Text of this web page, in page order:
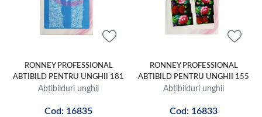
RONNEY PROFESSIONAL
ABTIBILD PENTRU UNGHII 181
Abțibilduri unghii
Cod: 16835
RONNEY PROFESSIONAL
ABTIBILD PENTRU UNGHII 155
Abțibilduri unghii
Cod: 16833